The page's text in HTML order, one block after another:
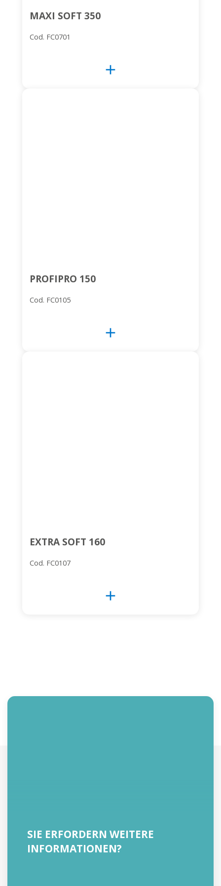
MAXI SOFT 350
Cod. FC0701
add
PROFIPRO 150
Cod. FC0105
add
EXTRA SOFT 160
Cod. FC0107
add
SIE ERFORDERN WEITERE
INFORMATIONEN?